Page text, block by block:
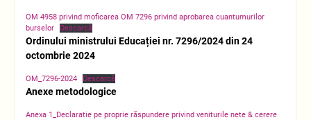
OM 4958 privind moficarea OM 7296 privind aprobarea cuantumurilor
burselor
Descarcă
Ordinului ministrului Educației nr. 7296/2024 din 24
octombrie 2024
OM_7296-2024 Descarcă
Anexe metodologice
Anexa 1_Declaratie pe proprie răspundere privind veniturile nete & cerere